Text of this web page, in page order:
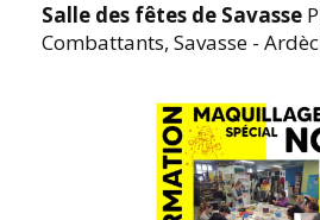
.Salle des fêtes de Savasse
Combattants, Savasse -